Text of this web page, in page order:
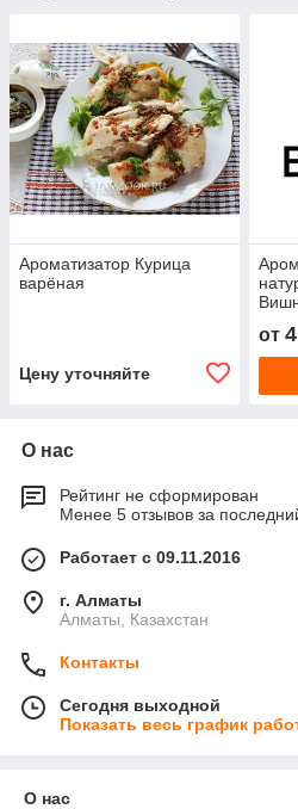
Ароматизатор Курица
варёная
Цену уточняйте
от
О нас
Рейтинг не сформирован
Менее 5 отзывов за
Работает с 09.11.2016
г. Алматы
Алматы, Казахстан
Контакты
Сегодня выходной
Показать весь график
О нас